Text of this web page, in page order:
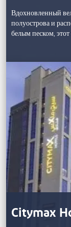
Вдохновленный
полуострова и
белым песком,
Citymax